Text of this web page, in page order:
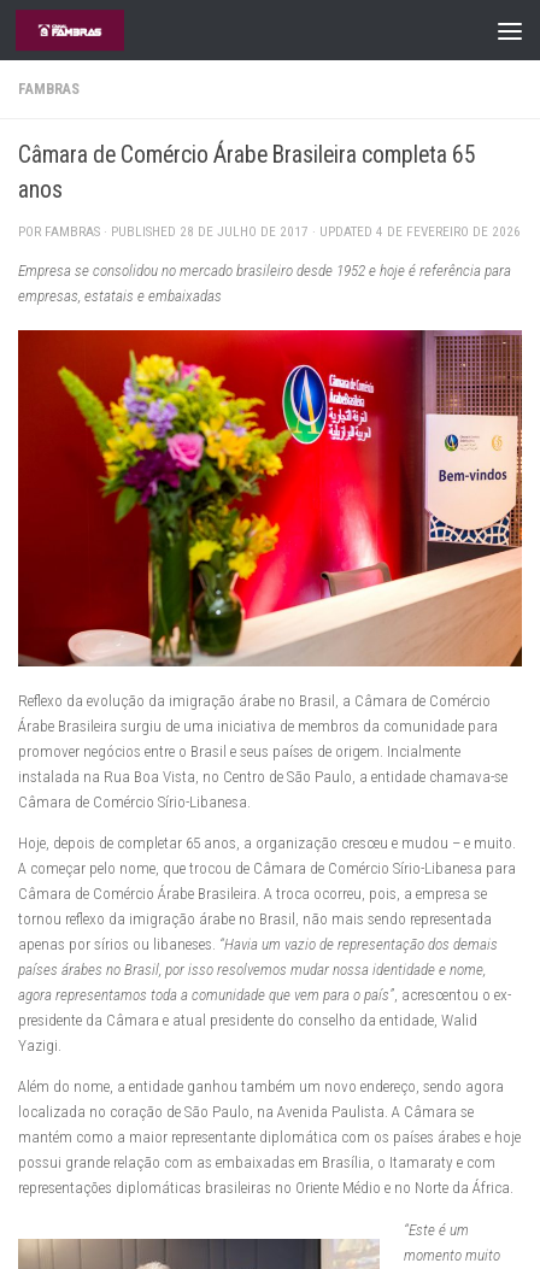
Skip to content
FAMBRAS
Câmara de Comércio Árabe Brasileira completa 65
anos
POR FAMBRAS · PUBLISHED 28 DE JULHO DE 2017 · UPDATED 4 DE FEVEREIRO DE 2026
Empresa se consolidou no mercado brasileiro desde 1952 e hoje é referência para
empresas, estatais e embaixadas
Reflexo da evolução da imigração árabe no Brasil, a Câmara de Comércio
Árabe Brasileira surgiu de uma iniciativa de membros da comunidade para
promover negócios entre o Brasil e seus países de origem. Incialmente
instalada na Rua Boa Vista, no Centro de São Paulo, a entidade chamava-se
Câmara de Comércio Sírio-Libanesa.
Hoje, depois de completar 65 anos, a organização cresceu e mudou – e muito.
A começar pelo nome, que trocou de Câmara de Comércio Sírio-Libanesa para
Câmara de Comércio Árabe Brasileira. A troca ocorreu, pois, a empresa se
tornou reflexo da imigração árabe no Brasil, não mais sendo representada
apenas por sírios ou libaneses. “Havia um vazio de representação dos demais
países árabes no Brasil, por isso resolvemos mudar nossa identidade e nome,
agora representamos toda a comunidade que vem para o país”, acrescentou o ex-
presidente da Câmara e atual presidente do conselho da entidade, Walid
Yazigi.
Além do nome, a entidade ganhou também um novo endereço, sendo agora
localizada no coração de São Paulo, na Avenida Paulista. A Câmara se
mantém como a maior representante diplomática com os países árabes e hoje
possui grande relação com as embaixadas em Brasília, o Itamaraty e com
representações diplomáticas brasileiras no Oriente Médio e no Norte da África.
“Este é um
momento muito